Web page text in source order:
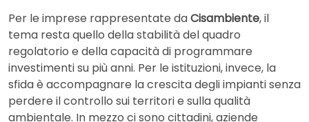
Per le imprese rappresentate daCisambiente, il
tema resta quello della stabilità del quadro
regolatorio e della capacità di programmare
investimenti su più anni. Per le istituzioni, invece, la
sfida è accompagnare la crescita degli impianti senza
perdere il controllo sui territori e sulla qualità
ambientale. In mezzo ci sono cittadini, aziende